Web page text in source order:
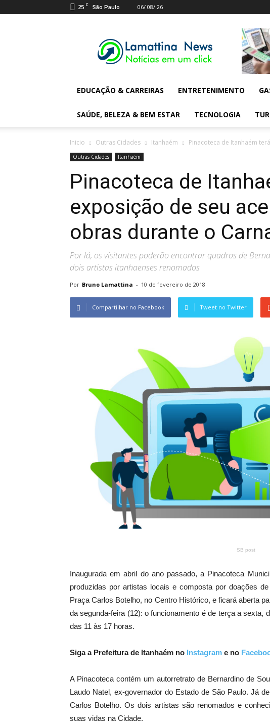
25 C São Paulo 06/ 08/ 26
Digital
News
EDUCAÇÃO & CARREIRAS ENTRETENIMENTO
SAÚDE, BELEZA & BEM ESTAR TECNOLOGIA
Inicio Outras Cidades Itanhaém Pinacoteca de Itanhaém
Outras Cidades Itanhaém
Pinacoteca de
exposição de seu
obras durante o
Por lá, os visitantes poderão encontrar quadros de
dois artistas itanhaenses renomados
Por Bruno Lamattina - 10 de fevereiro de 2018
Compartilhar no Facebook Tweet no Twitter
SB post
Inaugurada em abril do ano passado, a Pinacoteca
produzidas por artistas locais e composta por doações
Praça Carlos Botelho, no Centro Histórico, e ficará aberta
da segunda-feira (12): o funcionamento é de terça a sexta,
das 11 às 17 horas.
Siga a Prefeitura de Itanhaém no Instagram e no
A Pinacoteca contém um autorretrato de Bernardino de
Laudo Natel, ex-governador do Estado de São Paulo. Já
Carlos Botelho. Os dois artistas são renomados e
suas vidas na Cidade.